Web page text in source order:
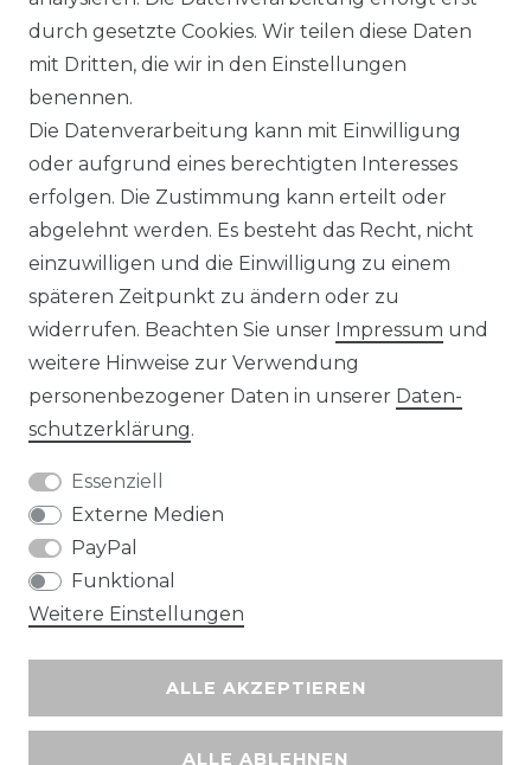
IMPRESSUM
KONTAKT
Unsere Zahlungsmöglichkeiten
Wir versenden mit
durch gesetzte Cookies. Wir teilen diese Daten
mit Dritten, die wir in den Einstellungen
benennen.
Die Datenverarbeitung kann mit Einwilligung
oder aufgrund eines berechtigten Interesses
erfolgen. Die Zustimmung kann erteilt oder
abgelehnt werden. Es besteht das Recht, nicht
einzuwilligen und die Einwilligung zu einem
späteren Zeitpunkt zu ändern oder zu
widerrufen. Beachten Sie unser Impressum und
weitere Hinweise zur Verwendung
personenbezogener Daten in unserer Daten­
schutz­erklärung.
Essenziell
Externe Medien
PayPal
Funktional
Weitere Einstellungen
ALLE AKZEPTIEREN
ALLE ABLEHNEN